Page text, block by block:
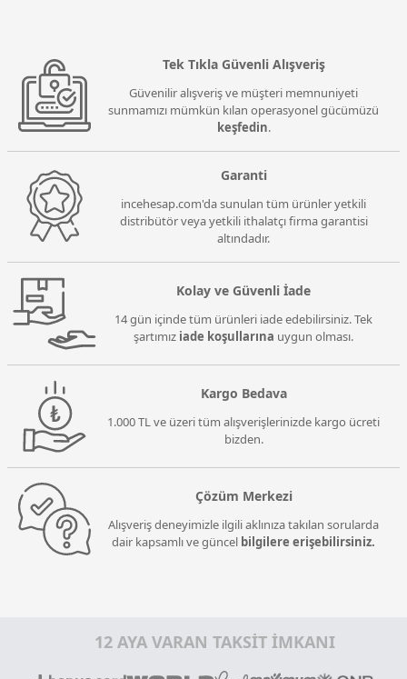
Tek Tıkla Güvenli Alışveriş
Güvenilir alışveriş ve müşteri memnuniyeti
sunmamızı mümkün kılan operasyonel gücümüzü
keşfedin.
Garanti
incehesap.com'da sunulan tüm ürünler yetkili
distribütör veya yetkili ithalatçı firma garantisi
altındadır.
Kolay ve Güvenli İade
14 gün içinde tüm ürünleri iade edebilirsiniz. Tek
şartımız iade koşullarına uygun olması.
Kargo Bedava
1.000 TL ve üzeri tüm alışverişlerinizde kargo ücreti
bizden.
Çözüm Merkezi
Alışveriş deneyimizle ilgili aklınıza takılan sorularda
dair kapsamlı ve güncel bilgilere erişebilirsiniz.
12 AYA VARAN TAKSİT İMKANI